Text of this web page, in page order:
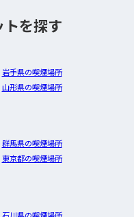
を探す
岩手県の喫煙場所
山形県の喫煙場所
群馬県の喫煙場所
東京都の喫煙場所
石川県の喫煙場所